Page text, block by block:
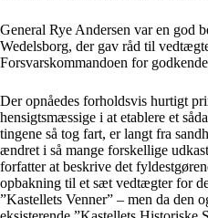
General Rye Andersen var en god
Wedelsborg, der gav råd til
Forsvarskommandoen for
Der opnåedes forholdsvis hurtigt
hensigtsmæssige i at etablere et
tingene så tog fart, er langt fra
ændret i så mange forskellige
forfatter at beskrive det
opbakning til et sæt vedtægter for
”Kastellets Venner” – men da den